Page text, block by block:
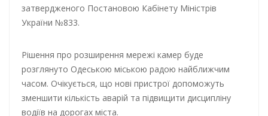
затвердженого Постановою Кабінету Міністрів
України №833.
Рішення про розширення мережі камер буде
розглянуто Одеською міською радою найближчим
часом. Очікується, що нові пристрої допоможуть
зменшити кількість аварій та підвищити дисципліну
водіїв на дорогах міста.